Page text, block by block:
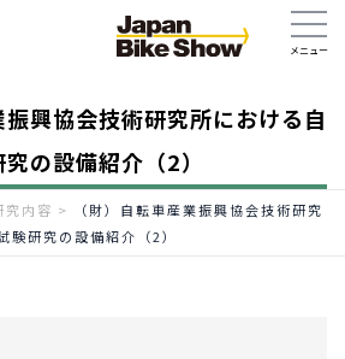
振興協会技術研究所における自
の設備紹介（2）
究内容 >
（財）自転車産業振興協会技術研究
験研究の設備紹介（2）